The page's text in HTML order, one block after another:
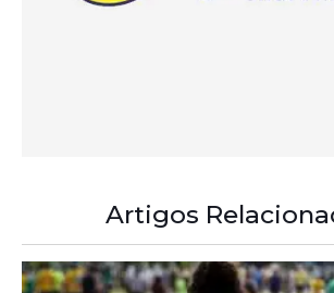
A Democracia Contemporânea